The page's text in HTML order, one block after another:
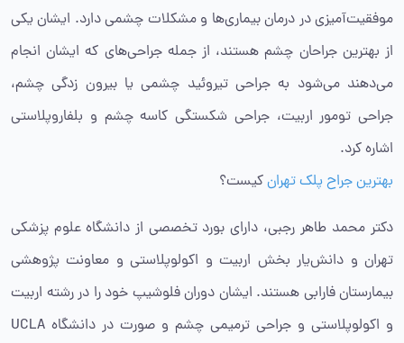
موفقیت‌آمیزی در درمان بیماری‌ها و مشکلات چشمی دارد. ایشان یکی
از بهترین جراحان چشم هستند، از جمله جراحی‌های که ایشان انجام
می‌دهند می‌شود به جراحی تیروئید چشمی یا بیرون زدگی چشم،
جراحی تومور اربیت، جراحی شکستگی کاسه چشم و بلفاروپلاستی
اشاره کرد.
بهترین جراح پلک تهرانکیست؟
دکتر محمد طاهر رجبی، دارای بورد تخصصی از دانشگاه علوم پزشکی
تهران و دانش‌یار بخش اربیت و اکولوپلاستی و معاونت پژوهشی
بیمارستان فارابی هستند. ایشان دوران فلوشیپ خود را در رشته اربیت
و اکولوپلاستی و جراحی ترمیمی چشم و صورت در دانشگاه UCLA